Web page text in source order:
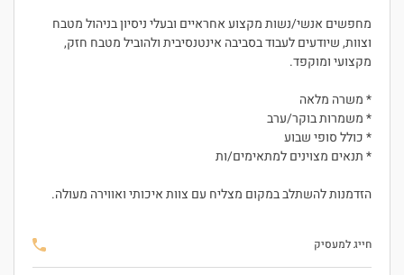
מחפשים אנשי/נשות מקצוע אחראיים ובעלי ניסיון בניהול מטבח
וצוות, שיודעים לעבוד בסביבה אינטנסיבית ולהוביל מטבח חזק,
מקצועי ומוקפד.
* משרה מלאה
* משמרות בוקר/ערב
* כולל סופי שבוע
* תנאים מצוינים למתאימים/ות
הזדמנות להשתלב במקום מצליח עם צוות איכותי ואווירה מעולה.
חייג למעסיק